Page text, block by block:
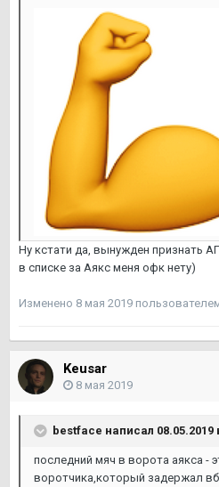
Ну кстати да, вынужден признать
в списке за Аякс меня офк нету)
Изменено 8 мая 2019
Keusar
8 мая 2019
bestface написал 08.05.2019
последний мяч в ворота аякса -
воротчика,который задержал